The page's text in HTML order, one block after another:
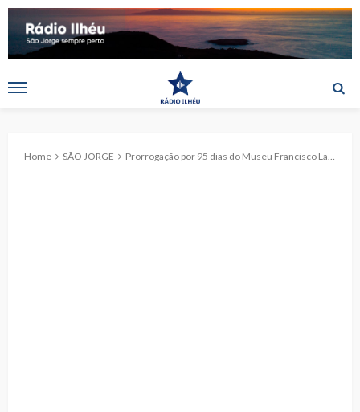
Home SÃO JORGE Prorrogação por 95 dias do Museu Francisco Lacerda